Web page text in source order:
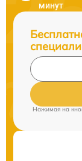
минут
Нажимая на